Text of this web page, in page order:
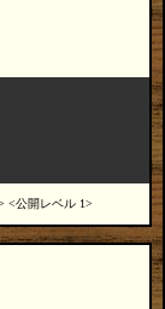
公開レベル 1